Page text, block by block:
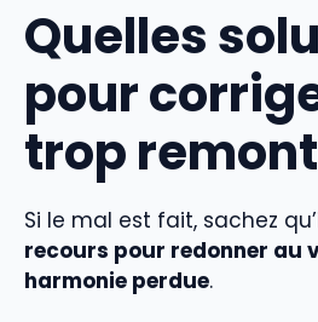
Quelles
pour
trop
Si le mal est fait, sachez
recours pour redonner au
harmonie perdue.